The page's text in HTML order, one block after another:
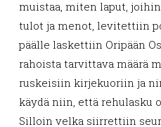
muistaa, miten laput,
tulot ja menot, levitettiin
päälle laskettiin Oripään
rahoista tarvittava määrä
ruskeisiin kirjekuoriin ja
käydä niin, että rehulasku
Silloin velka siirrettiin